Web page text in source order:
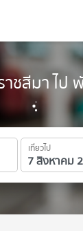
ชสีมา ไป
เที่ยวไป